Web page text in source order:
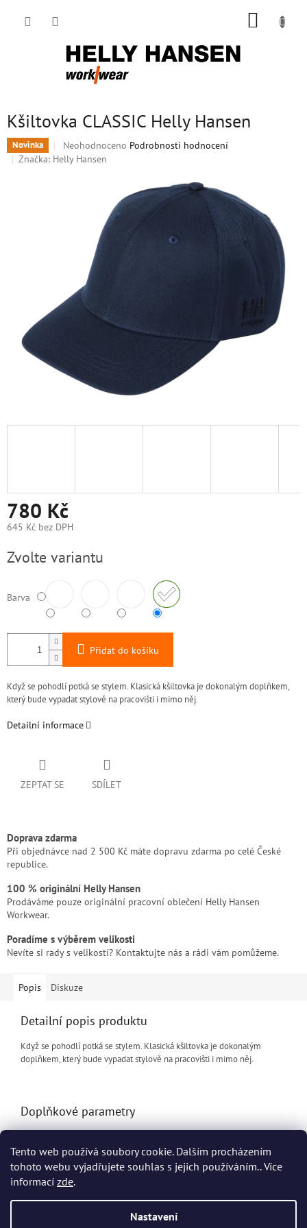
Tento web používá soubory cookie. Dalším procházením
tohoto webu vyjadřujete souhlas s jejich používáním.. Více
informací zde.
Nastavení
Kšiltovka CLASSIC Helly Hansen
Novinka
Průměrné
hodnocení
hvězdiček.
Neohodnoceno Podrobnosti hodnocení
Značka: Helly Hansen
780 Kč
645 Kč bez DPH
cena:
Zvolte variantu
Barva
Přidat do košíku
Když se pohodlí potká se stylem. Klasická kšiltovka je dokonalým doplňkem,
který bude vypadat stylově na pracovišti i mimo něj.
Detailní informace
ZEPTAT SE SDÍLET
Doprava zdarma
Při objednávce nad 2 500 Kč máte dopravu zdarma po celé České
republice.
100 % originální Helly Hansen
Prodáváme pouze originální pracovní oblečení Helly Hansen
Workwear.
Poradíme s výběrem velikosti
Nevíte si rady s velikostí? Kontaktujte nás a rádi vám pomůžeme.
Popis Diskuze
Detailní popis produktu
Když se pohodlí potká se stylem. Klasická kšiltovka je dokonalým
doplňkem, který bude vypadat stylově na pracovišti i mimo něj.
Doplňkové parametry
EAN : 7040059060566
Vytvořil Shoptet